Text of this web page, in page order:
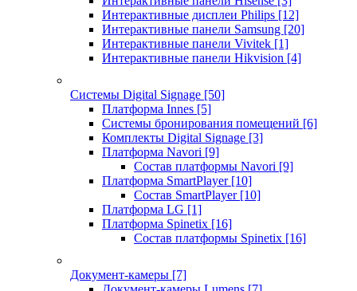
Интерактивные дисплеи Philips [12]
Интерактивные панели Samsung [20]
Интерактивные панели Vivitek [1]
Интерактивные панели Hikvision [4]
Системы Digital Signage [50]
Платформа Innes [5]
Системы бронирования помещений [6]
Комплекты Digital Signage [3]
Платформа Navori [9]
Состав платформы Navori [9]
Платформа SmartPlayer [10]
Состав SmartPlayer [10]
Платформа LG [1]
Платформа Spinetix [16]
Состав платформы Spinetix [16]
Документ-камеры [7]